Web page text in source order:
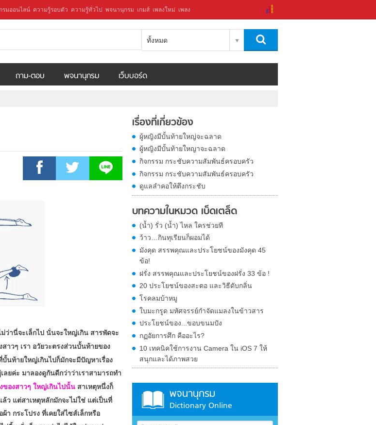
รมออนไลน์ ความรู้รอบตัว ความรู้ทั่วไป พจนานุกรม เกมส์ เพลงใหม่ เพลง
ทั้งหมด
ถาม-ตอบ พจนานุกรม เว็บบอร์ด
ว่านี่จะเล็กไป นั่นจะใหญ่เกิน สารพัดจะ
าวๆ เรา อวัยวะตรงส่วนบั้นท้ายของ
บั้นท้ายใหญ่เกินไปก็มักจะมีปัญหาเรื่อง
ลยค่ะ มาลองดูกันดีกว่าว่าเราสามารถทำ
ของสาวๆ ใหญ่เกินไปนั้น สาเหตุหนึ่งก็
ว แต่สาเหตุหลักมักจะไม่ใช่ แต่เป็นที่
า กระโปรง ที่เคยใส่ไซส์เล็กหรือ
เรื่องที่เกี่ยวข้อง
ผู้หญิงมีบั้นท้ายใหญ่จะฉลาด
ผู้หญิงมีบั้นท้ายใหญาจะฉลาด
กิจกรรม กระชับความสัมพันธ์ครอบครัว
กิจกรรม กระชับความสัมพันธ์ครอบครัว
ดูแลลำคอให้ตึงกระชับ
บทความในหมวด เบ็ดเตล็ด
(น้ำ) รั่ว (น้ำ) ไหล ใครช่วยที
ว้าว…กินทุเรียนก็ผอมได้
มังคุด สรรพคุณและประโยชน์ของมังคุด 45
ข้อ!
ฝรั่ง สรรพคุณและประโยชน์ของฝรั่ง 33 ข้อ !
20 ประโยชน์ของสะตอ และวิธีดับกลิ่น
โรคลมบ้าหมู
ใบมะกรูด มหัศจรรย์กำจัดแมลงในข้าวสาร
ประโยชน์ของ...ขอบขนมปัง
กฏอัยการศึก คืออะไร?
10 เทคนิคใช้การงาน Camera ใน iOS 7 ให้
สนุกและได้ภาพสวย
พจนานุกรม
Dictionary Online